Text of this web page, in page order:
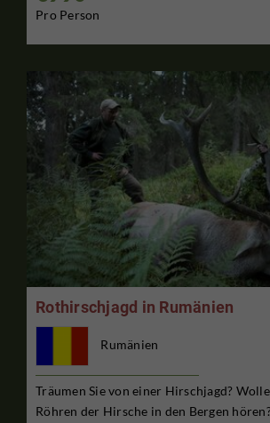
Pro Person
Rothirschjagd in Rumänien
Rumänien
Träumen Sie von einer Hirschjagd?
Röhren der Hirsche in den Bergen